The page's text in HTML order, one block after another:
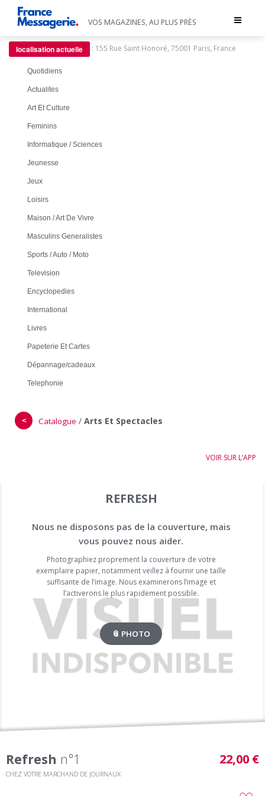
Toggle
VOS MAGAZINES, AU PLUS PRÈS
localisation actuelle : 155 Rue Saint Honoré, 75001 Paris, France
Quotidiens
Actualites
Art Et Culture
Feminins
Informatique / Sciences
Jeunesse
Jeux
Loisirs
Maison / Art De Vivre
Masculins Generalistes
Sports / Auto / Moto
Television
Encyclopedies
International
Livres
Papeterie Et Cartes
Dépannage/cadeaux
Telephonie
＜ Catalogue / Arts Et Spectacles
VOIR SUR L’APP
REFRESH
Nous ne disposons pas de la couverture, mais
vous pouvez nous aider.
Photographiez proprement la couverture de votre
exemplaire papier, notamment veillez à fournir une taille
suffisante de l’image. Nous examinerons l’image et
l’activerons le plus rapidement possible.
📎 PHOTO
Refresh n°1
CHEZ VOTRE MARCHAND DE JOURNAUX
22,00 €